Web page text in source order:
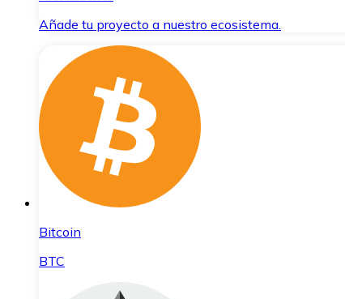
Añade tu proyecto a nuestro ecosistema.
Bitcoin
BTC